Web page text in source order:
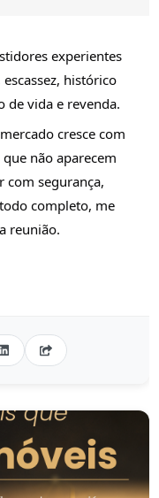
experientes
histórico
de vida e revenda.
cresce com
não aparecem
com segurança,
completo, me
reunião.